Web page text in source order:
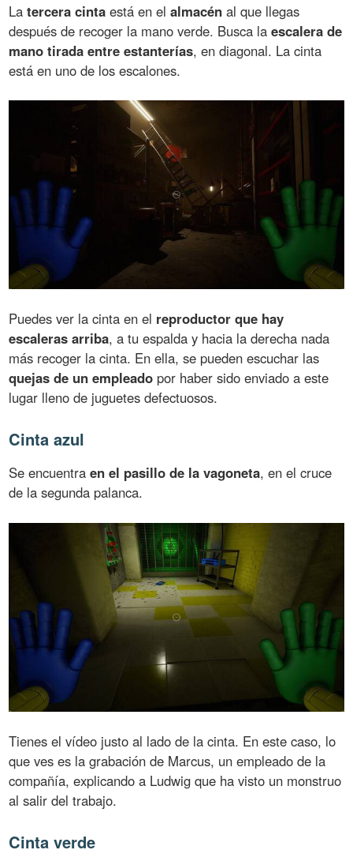
Latercera cinta está en elalmacén al que llegas
después de recoger la mano verde. Busca laescalera de
mano tirada entre estanterías, en diagonal. La cinta
está en uno de los escalones.
Puedes ver la cinta en el reproductor que hay
escaleras arriba, a tu espalda y hacia la derecha nada
más recoger la cinta. En ella, se pueden escuchar las
quejas de un empleado por haber sido enviado a este
lugar lleno de juguetes defectuosos.
Cinta azul
Se encuentraen el pasillo de la vagoneta, en el cruce
de la segunda palanca.
Tienes el vídeo justo al lado de la cinta. En este caso, lo
que ves es la grabación de Marcus, un empleado de la
compañía, explicando a Ludwig que ha visto un monstruo
al salir del trabajo.
Cinta verde